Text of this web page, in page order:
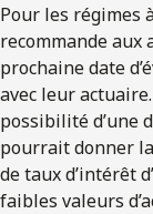
Pour les régimes
recommande
prochaine date
avec leur
possibilité d’une
pourrait donner
de taux d’intérêt
faibles valeurs